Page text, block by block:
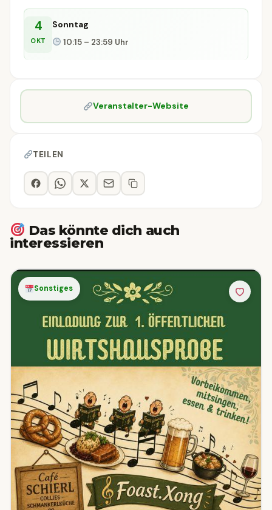
4
OKT
Sonntag
10:15 – 23:59 Uhr
Veranstalter-Website
TEILEN
Das könnte dich auch
interessieren
Sonstiges